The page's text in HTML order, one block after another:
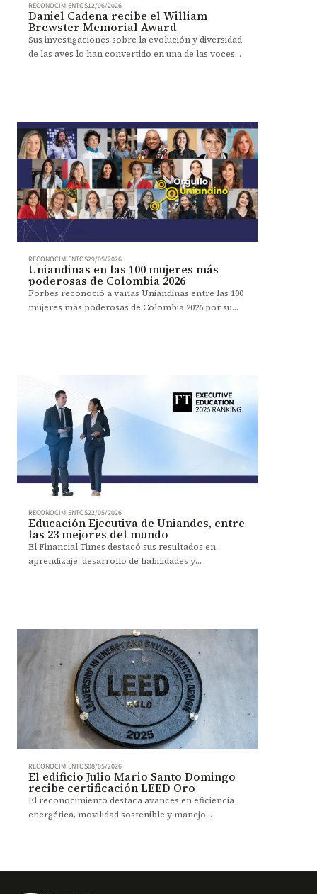
RECONOCIMIENTOS12/06/2026
Daniel Cadena recibe el William
Brewster Memorial Award
Sus investigaciones sobre la evolución y diversidad
de las aves lo han convertido en una de las voces
RECONOCIMIENTOS29/05/2026
Uniandinas en las 100 mujeres más
poderosas de Colombia 2026
Forbes reconoció a varias Uniandinas entre las 100
mujeres más poderosas de Colombia 2026 por su
RECONOCIMIENTOS22/05/2026
Educación Ejecutiva de Uniandes, entre
las 23 mejores del mundo
El Financial Times destacó sus resultados en
aprendizaje, desarrollo de habilidades y
RECONOCIMIENTOS08/05/2026
El edificio Julio Mario Santo Domingo
recibe certificación LEED Oro
El reconocimiento destaca avances en eficiencia
energética, movilidad sostenible y manejo